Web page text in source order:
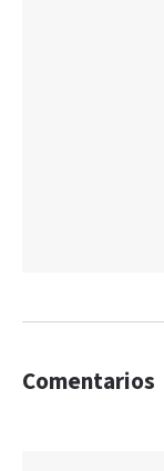
Comentarios